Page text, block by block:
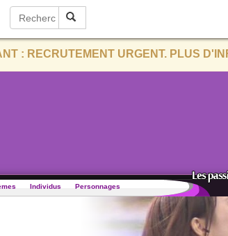
: RECRUTEMENT URGENT. PLUS
Individus Personnages